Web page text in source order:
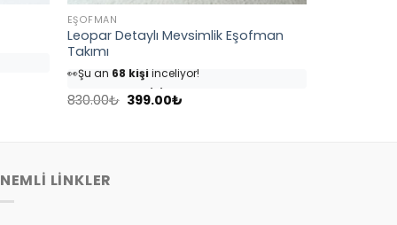
EŞOFMAN
Leopar Detaylı Mevsimlik Eşofman
Takımı
👀Şu an
⭐️Bu ürünü 82 kişifavoriledi!
🛒39 kişisepetine ekledi!
830.00₺ Orijinal
399.00₺
LİNKLER